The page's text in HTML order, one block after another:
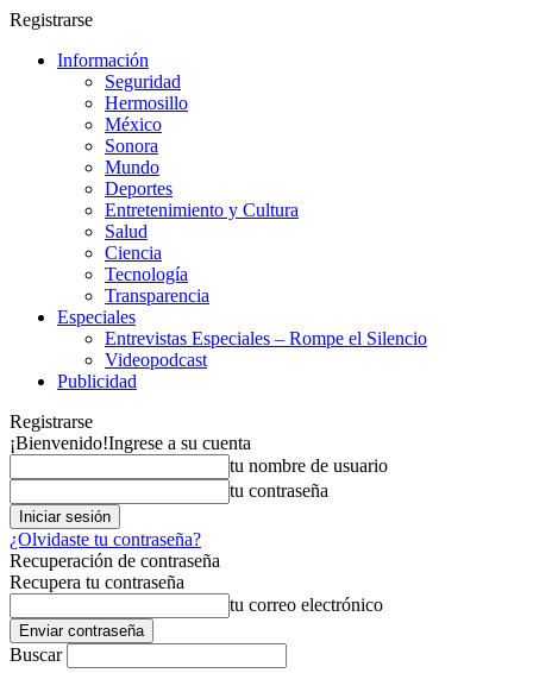
Registrarse
Información
Seguridad
Hermosillo
México
Sonora
Mundo
Deportes
Entretenimiento y Cultura
Salud
Ciencia
Tecnología
Transparencia
Especiales
Entrevistas Especiales – Rompe el Silencio
Videopodcast
Publicidad
Registrarse
¡Bienvenido!Ingrese a su cuenta
tu nombre de usuario
tu contraseña
¿Olvidaste tu contraseña?
Recuperación de contraseña
Recupera tu contraseña
tu correo electrónico
Buscar